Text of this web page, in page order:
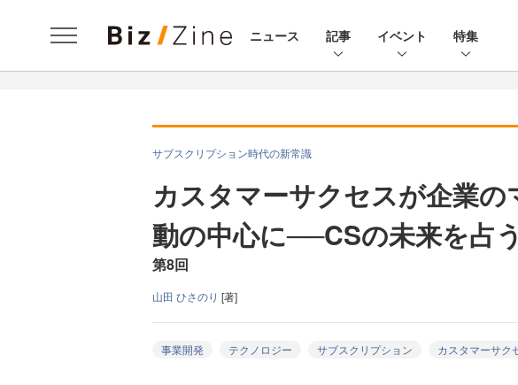
ニュース 記事 イベント 特集
サブスクリプション時代の新常識
カスタマーサクセスが企業
動の中心に──CSの未来を占
第8回
山田 ひさのり [著]
事業開発 テクノロジー サブスクリプション カスタマーサク